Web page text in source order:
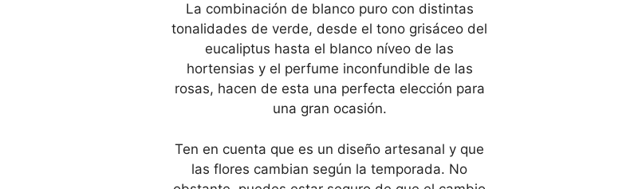
La combinación de blanco puro con distintas
tonalidades de verde, desde el tono grisáceo del
eucaliptus hasta el blanco níveo de las
hortensias y el perfume inconfundible de las
rosas, hacen de esta una perfecta elección para
una gran ocasión.
Ten en cuenta que es un diseño artesanal y que
las flores cambian según la temporada. No